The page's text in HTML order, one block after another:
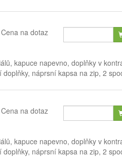
Cena na dotaz
kapuce napevno, doplňky v
náprsní kapsa na zip, 2
Cena na dotaz
kapuce napevno, doplňky v
náprsní kapsa na zip, 2